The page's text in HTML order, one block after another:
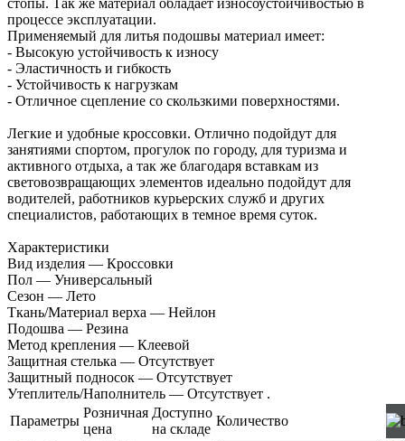
стопы. Так же материал обладает износоустойчивостью в
процессе эксплуатации.
Применяемый для литья подошвы материал имеет:
- Высокую устойчивость к износу
- Эластичность и гибкость
- Устойчивость к нагрузкам
- Отличное сцепление со скользкими поверхностями.
Легкие и удобные кроссовки. Отлично подойдут для
занятиями спортом, прогулок по городу, для туризма и
активного отдыха, а так же благодаря вставкам из
световозвращающих элементов идеально подойдут для
водителей, работников курьерских служб и других
специалистов, работающих в темное время суток.
Характеристики
Вид изделия — Кроссовки
Пол — Универсальный
Сезон — Лето
Ткань/Материал верха — Нейлон
Подошва — Резина
Метод крепления — Клеевой
Защитная стелька — Отсутствует
Защитный подносок — Отсутствует
Утеплитель/Наполнитель — Отсутствует .
Параметры
Розничная
цена
Доступно
на складе
Количество